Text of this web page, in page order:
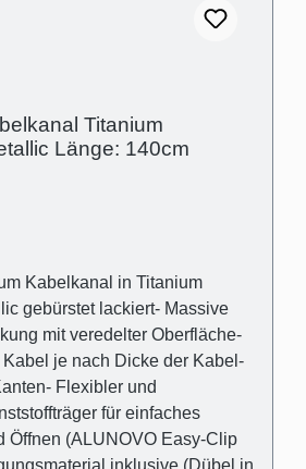
Titanium
Länge: 140cm
Kabelkanal in Titanium
gebürstet lackiert- Massive
mit veredelter Oberfläche-
Kabel je nach Dicke der Kabel-
Flexibler und
für einfaches
Öffnen (ALUNOVO Easy-Clip
inklusive (Dübel in